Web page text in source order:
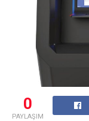
0
PAYLAŞIM